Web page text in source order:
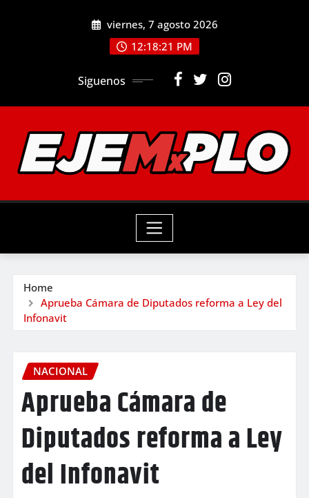
viernes, 7 agosto 2026
12:18:23 PM
Siguenos
Home
Aprueba Cámara de Diputados reforma a Ley del
Infonavit
NACIONAL
Aprueba Cámara de
Diputados reforma a Ley
del Infonavit